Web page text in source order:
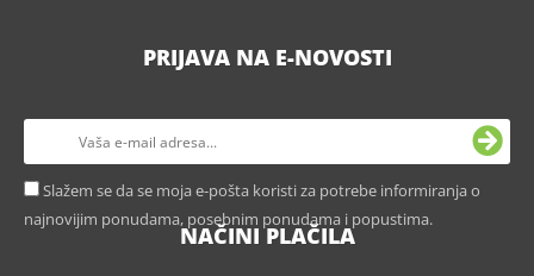
PRIJAVA NA E-NOVOSTI
Slažem se da se moja e-pošta koristi za potrebe informiranja o
najnovijim ponudama, posebnim ponudama i popustima.
NAČINI PLAČILA